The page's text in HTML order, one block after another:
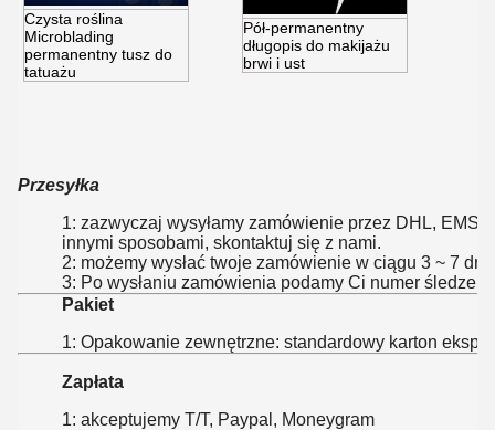
Czysta roślina
Microblading
permanentny tusz do
tatuażu
Pół-permanentny
długopis do makijażu
brwi i ust
Przesyłka
1: zazwyczaj wysyłamy zamówienie przez DHL, EMS,
innymi sposobami, skontaktuj się z nami.
2: możemy wysłać twoje zamówienie w ciągu 3 ~ 7
3: Po wysłaniu zamówienia podamy Ci numer
Pakiet
1: Opakowanie zewnętrzne: standardowy karton
Zapłata
1: akceptujemy T/T, Paypal, Moneygram